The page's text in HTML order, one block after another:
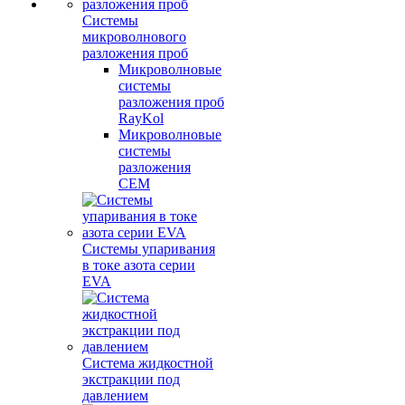
Системы
микроволнового
разложения проб
Микроволновые
системы
разложения проб
RayKol
Микроволновые
системы
разложения
CEM
Системы упаривания
в токе азота серии
EVA
Система жидкостной
экстракции под
давлением